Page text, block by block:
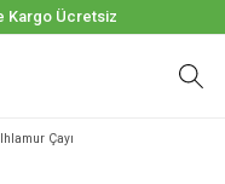
Kargo Ücretsiz
Ihlamur Çayı